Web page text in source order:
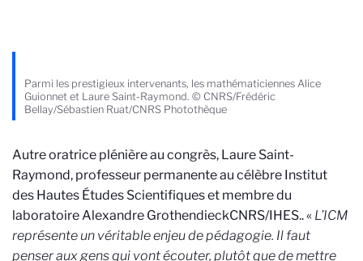
Parmi les prestigieux intervenants, les mathématiciennes Alice
Guionnet et Laure Saint-Raymond. © CNRS/Frédéric
Bellay/Sébastien Ruat/CNRS Photothèque
Autre oratrice plénière au congrès, Laure Saint-
Raymond, professeur permanente au célèbre Institut
des Hautes Études Scientifiques et membre du
laboratoire Alexandre GrothendieckCNRS/IHES.. « L’ICM
représente un véritable enjeu de pédagogie. Il faut
penser aux gens qui vont écouter, plutôt que de mettre